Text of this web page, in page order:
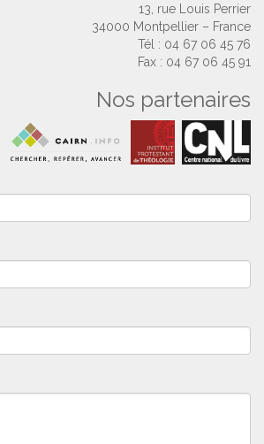
13, rue Louis Perrier
34000 Montpellier – France
Tél : 04 67 06 45 76
Fax : 04 67 06 45 91
Nos partenaires